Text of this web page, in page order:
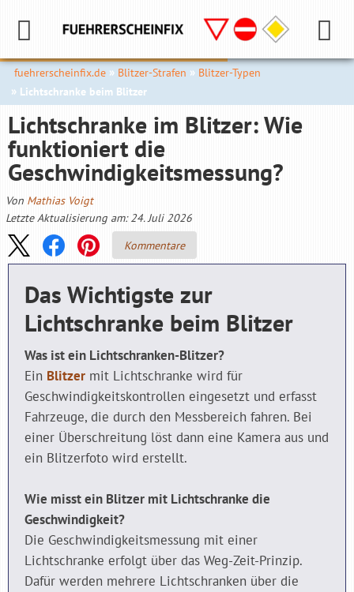
fuehrerscheinfix.de Blitzer-Strafen
Blitzer-Typen
Lichtschranke beim Blitzer
Lichtschranke im Blitzer: Wie
funktioniert die
Geschwindigkeitsmessung?
Von Mathias Voigt
Letzte Aktualisierung am: 24. Juli 2026
Kommentare
Das Wichtigste zur
Lichtschranke beim Blitzer
Was ist ein Lichtschranken-Blitzer?
Ein Blitzer mit Lichtschranke wird für
Geschwindigkeitskontrollen eingesetzt und erfasst
Fahrzeuge, die durch den Messbereich fahren. Bei
einer Überschreitung löst dann eine Kamera aus und
ein Blitzerfoto wird erstellt.
Wie misst ein Blitzer mit Lichtschranke die
Geschwindigkeit?
Die Geschwindigkeitsmessung mit einer
Lichtschranke erfolgt über das Weg-Zeit-Prinzip.
Dafür werden mehrere Lichtschranken über die